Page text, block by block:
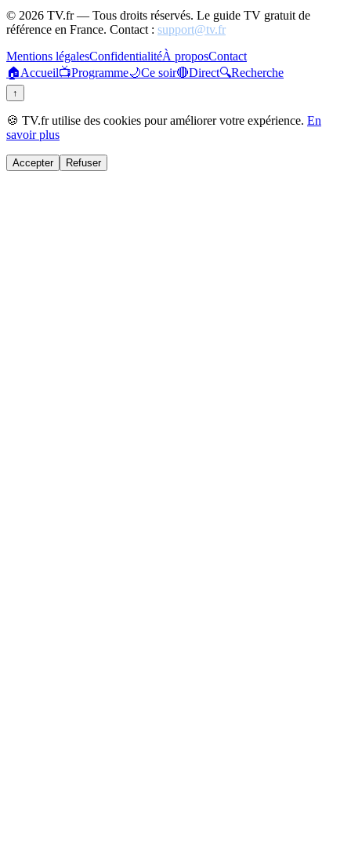
© 2026 TV.fr — Tous droits réservés. Le guide TV gratuit de
référence en France. Contact : support@tv.fr
Mentions légalesConfidentialitéÀ proposContact
🏠Accueil📺Programme🌙Ce soir🔴Direct🔍Recherche
↑
🍪 TV.fr utilise des cookies pour améliorer votre expérience. En
savoir plus
Accepter Refuser